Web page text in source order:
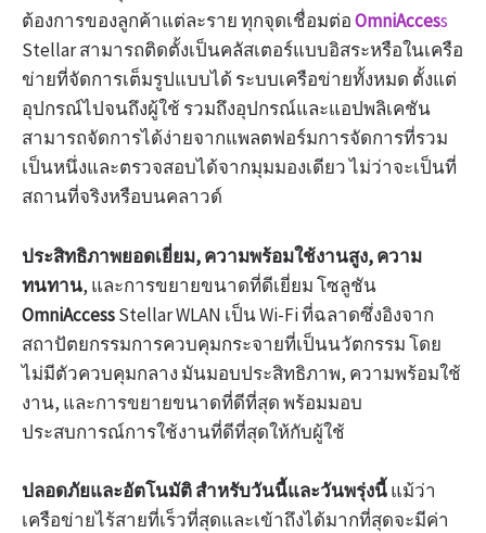
ต้องการของลูกค้าแต่ละราย ทุกจุดเชื่อมต่อOmniAccess
Stellar สามารถติดตั้งเป็นคลัสเตอร์แบบอิสระหรือในเครือ
ข่ายที่จัดการเต็มรูปแบบได้ ระบบเครือข่ายทั้งหมด ตั้งแต่
อุปกรณ์ไปจนถึงผู้ใช้ รวมถึงอุปกรณ์และแอปพลิเคชัน
สามารถจัดการได้ง่ายจากแพลตฟอร์มการจัดการที่รวม
เป็นหนึ่งและตรวจสอบได้จากมุมมองเดียว ไม่ว่าจะเป็นที่
สถานที่จริงหรือบนคลาวด์
ประสิทธิภาพยอดเยี่ยม, ความพร้อมใช้งานสูง, ความ
ทนทาน, และการขยายขนาดที่ดีเยี่ยม โซลูชัน
OmniAccessStellar WLAN เป็น Wi-Fi ที่ฉลาดซึ่งอิงจาก
สถาปัตยกรรมการควบคุมกระจายที่เป็นนวัตกรรม โดย
ไม่มีตัวควบคุมกลาง มันมอบประสิทธิภาพ, ความพร้อมใช้
งาน, และการขยายขนาดที่ดีที่สุด พร้อมมอบ
ประสบการณ์การใช้งานที่ดีที่สุดให้กับผู้ใช้
ปลอดภัยและอัตโนมัติ สำหรับวันนี้และวันพรุ่งนี้แม้ว่า
เครือข่ายไร้สายที่เร็วที่สุดและเข้าถึงได้มากที่สุดจะมีค่า